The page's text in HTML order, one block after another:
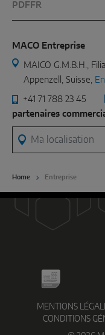
PDF FR
MACO Entreprise
MAICO G.M.B.H.,
Appenzell, Suisse,
+41 71 788 23 45
partenaires
Ma localisation
Home Entreprise
MENTIONS
CONDITIONS